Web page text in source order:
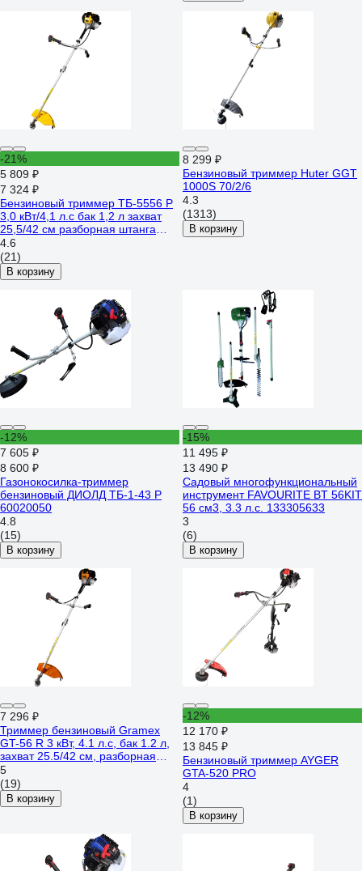
-21%
5 809 ₽
7 324 ₽
Бензиновый триммер ТБ-5556 Р
3,0 кВт/4,1 л.с бак 1,2 л захват
25,5/42 см разборная штанга
катушка+нож ПОЛЕСАД 026909
4.6
(21)
В корзину
8 299 ₽
Бензиновый триммер Huter GGT
1000S 70/2/6
4.3
(1313)
В корзину
-12%
7 605 ₽
8 600 ₽
Газонокосилка-триммер
бензиновый ДИОЛД ТБ-1-43 Р
60020050
4.8
(15)
В корзину
-15%
11 495 ₽
13 490 ₽
Садовый многофункциональный
инструмент FAVOURITE BT 56KIT
56 см3, 3.3 л.с. 133305633
3
(6)
В корзину
7 296 ₽
Триммер бензиновый Gramex
GT-56 R 3 кВт, 4.1 л.с, бак 1.2 л,
захват 25.5/42 см, разборная
штанга, катушка и нож, 026910
5
(19)
В корзину
-12%
12 170 ₽
13 845 ₽
Бензиновый триммер AYGER
GTA-520 PRO
4
(1)
В корзину